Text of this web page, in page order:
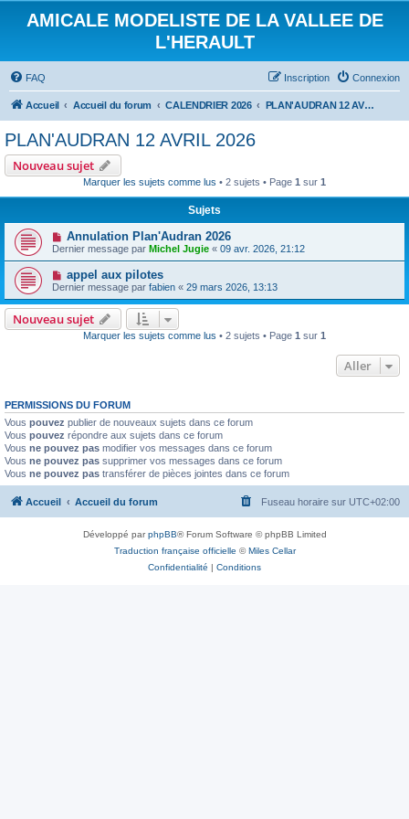
AMICALE MODELISTE DE LA VALLEE DE
L'HERAULT
FAQ Connexion
Inscription
Accueil Accueil du forum CALENDRIER 2026 PLAN'AUDRAN 12 AVRIL 2026
PLAN'AUDRAN 12 AVRIL 2026
Nouveau sujet
Marquer les sujets comme lus • 2 sujets • Page 1 sur 1
Sujets
Annulation Plan'Audran 2026
Dernier message par Michel Jugie « 09 avr. 2026, 21:12
appel aux pilotes
Dernier message par fabien « 29 mars 2026, 13:13
Nouveau sujet
Marquer les sujets comme lus • 2 sujets • Page 1 sur 1
Aller
PERMISSIONS DU FORUM
Vous pouvez publier de nouveaux sujets dans ce forum
Vous pouvez répondre aux sujets dans ce forum
Vous ne pouvez pas modifier vos messages dans ce forum
Vous ne pouvez pas supprimer vos messages dans ce forum
Vous ne pouvez pas transférer de pièces jointes dans ce forum
Accueil Accueil du forum Fuseau horaire sur UTC+02:00
Développé parphpBB® Forum Software © phpBB Limited
Traduction française officielle ©Miles Cellar
Confidentialité | Conditions